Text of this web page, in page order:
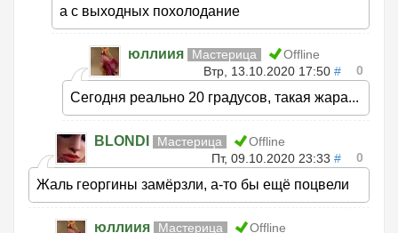
а с выходных похолодание
юллиия Мастерица
Offline
Втр, 13.10.2020 17:50 # 0
Сегодня реально 20 градусов, такая жара...
BLONDI Мастерица
Offline
Пт, 09.10.2020 23:33 # 0
Жаль георгины замёрзли, а-то бы ещё поцвели
юллиия Мастерица
Offline